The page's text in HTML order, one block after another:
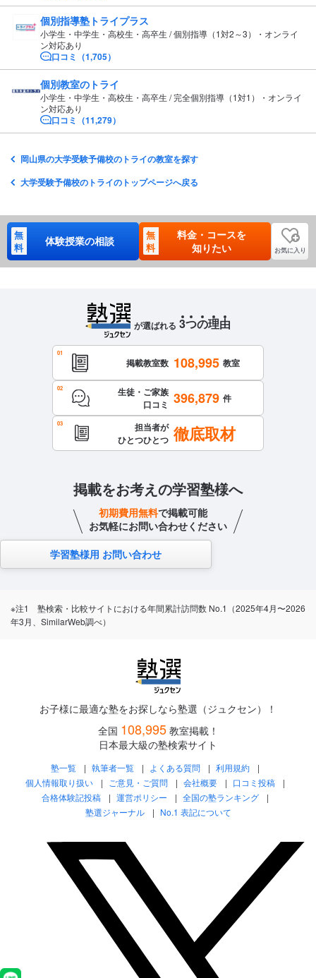
個別指導塾トライプラス
小学生・中学生・高校生・高卒生 / 個別指導（1対2～3）・オンライ
ン対応あり
口コミ（1,705）
個別教室のトライ
小学生・中学生・高校生・高卒生 / 完全個別指導（1対1）・オンライ
ン対応あり
口コミ（11,279）
岡山県の大学受験予備校のトライの教室を探す
大学受験予備校のトライのトップページへ戻る
無
料
体験授業の相談
無
料
料金・コースを
知りたい
お気に入り
が選ばれる 3つの理由
掲載教室数 108,995 教室
生徒・ご家族
口コミ 396,879 件
担当者が
ひとつひとつ 徹底取材
掲載をお考えの学習塾様へ
初期費用無料で掲載可能
お気軽にお問い合わせください
学習塾様用 お問い合わせ
※注1 塾検索・比較サイトにおける年間累計訪問数 No.1（2025年4月〜2026
年3月、SimilarWeb調べ）
お子様に最適な塾をお探しなら塾選（ジュクセン）！
全国 108,995 教室掲載！
日本最大級の塾検索サイト
塾一覧 執筆者一覧 よくある質問
利用規約
個人情報取り扱い
ご意見・ご質問 会社概要
口コミ投稿
合格体験記投稿
運営ポリシー
全国の塾ランキング
塾選ジャーナル
No.1 表記について